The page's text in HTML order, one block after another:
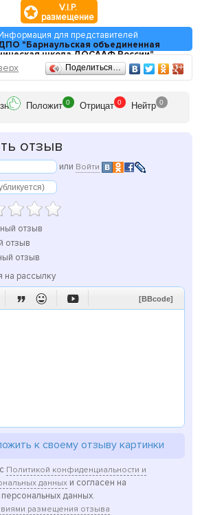
V.I.P.
размещение
для представителей
"Барнаульская объединенная
школа ДОСААФ России"
Поделиться…
Положит 0 Отрицат 0 Нейтр 0
отзыв
или Войти
отзыв
отзыв
отзыв
на рассылку
   [BBcode]
к своему отзыву картинки
Политикой конфиденциальности и
данных и согласен на
данных.
размещения отзыва